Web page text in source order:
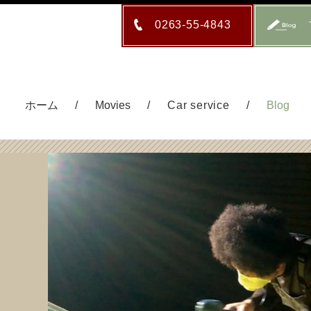
0263-55-4843
ホーム Movies Car service Blog